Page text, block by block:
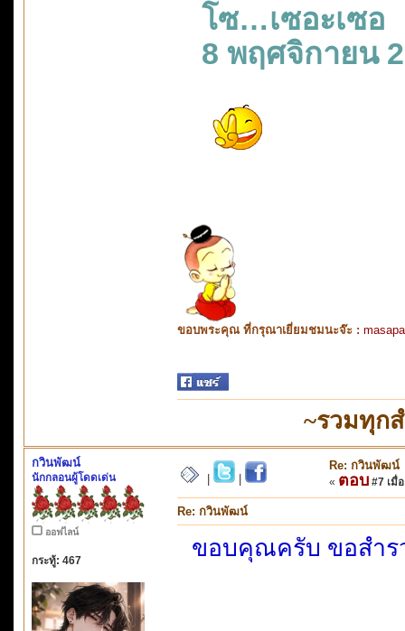
โซ…เซอะเซอ
8 พฤศจิกายน
ขอบพระคุณ ที่กรุณาเยี่ยมชมนะจ๊ะ :
~รวมทุก
กวินพัฒน์
นักกลอนผู้โดดเด่น
ออฟไลน์
กระทู้: 467
Re: กวินพัฒน์
« ตอบ #7 เมื่
Re: กวินพัฒน์
ขอบคุณครับ ขอสำร